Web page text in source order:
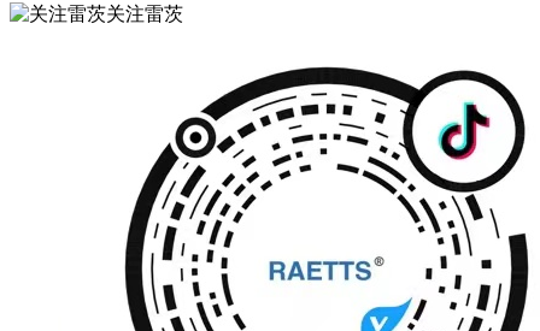
关注雷茨